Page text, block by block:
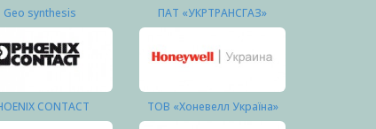
Geo synthesis ПАТ «УКРТРАНСГАЗ»
CONTACT ТОВ «Хоневелл Україна»